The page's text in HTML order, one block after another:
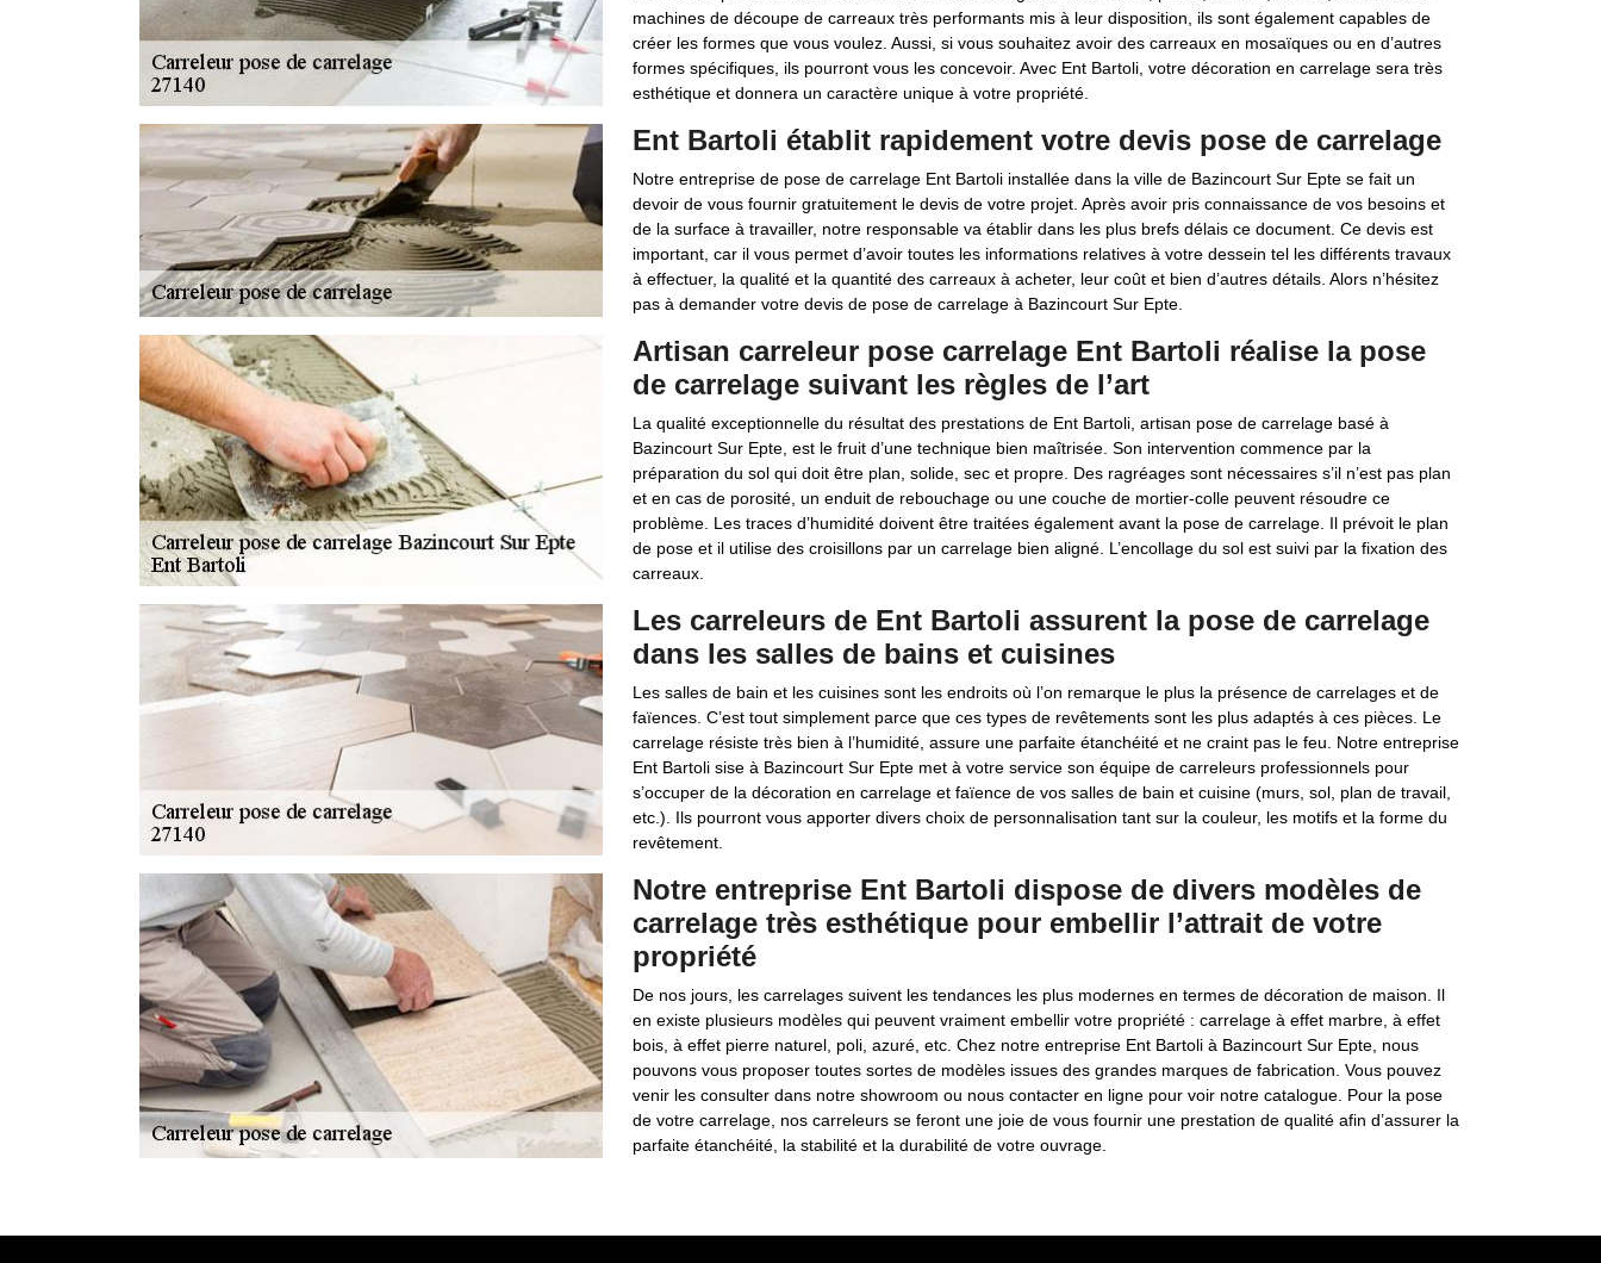
machines de découpe de carreaux très performants mis à leur disposition, ils sont également capables de
créer les formes que vous voulez. Aussi, si vous souhaitez avoir des carreaux en mosaïques ou en d’autres
formes spécifiques, ils pourront vous les concevoir. Avec Ent Bartoli, votre décoration en carrelage sera très
esthétique et donnera un caractère unique à votre propriété.
Ent Bartoli établit rapidement votre devis pose de carrelage
Notre entreprise de pose de carrelage Ent Bartoli installée dans la ville de Bazincourt Sur Epte se fait un
devoir de vous fournir gratuitement le devis de votre projet. Après avoir pris connaissance de vos besoins et
de la surface à travailler, notre responsable va établir dans les plus brefs délais ce document. Ce devis est
important, car il vous permet d’avoir toutes les informations relatives à votre dessein tel les différents travaux
à effectuer, la qualité et la quantité des carreaux à acheter, leur coût et bien d’autres détails. Alors n’hésitez
pas à demander votre devis de pose de carrelage à Bazincourt Sur Epte.
Artisan carreleur pose carrelage Ent Bartoli réalise la pose
de carrelage suivant les règles de l’art
La qualité exceptionnelle du résultat des prestations de Ent Bartoli, artisan pose de carrelage basé à
Bazincourt Sur Epte, est le fruit d’une technique bien maîtrisée. Son intervention commence par la
préparation du sol qui doit être plan, solide, sec et propre. Des ragréages sont nécessaires s’il n’est pas plan
et en cas de porosité, un enduit de rebouchage ou une couche de mortier-colle peuvent résoudre ce
problème. Les traces d’humidité doivent être traitées également avant la pose de carrelage. Il prévoit le plan
de pose et il utilise des croisillons par un carrelage bien aligné. L’encollage du sol est suivi par la fixation des
carreaux.
Les carreleurs de Ent Bartoli assurent la pose de carrelage
dans les salles de bains et cuisines
Les salles de bain et les cuisines sont les endroits où l’on remarque le plus la présence de carrelages et de
faïences. C’est tout simplement parce que ces types de revêtements sont les plus adaptés à ces pièces. Le
carrelage résiste très bien à l’humidité, assure une parfaite étanchéité et ne craint pas le feu. Notre entreprise
Ent Bartoli sise à Bazincourt Sur Epte met à votre service son équipe de carreleurs professionnels pour
s’occuper de la décoration en carrelage et faïence de vos salles de bain et cuisine (murs, sol, plan de travail,
etc.). Ils pourront vous apporter divers choix de personnalisation tant sur la couleur, les motifs et la forme du
revêtement.
Notre entreprise Ent Bartoli dispose de divers modèles de
carrelage très esthétique pour embellir l’attrait de votre
propriété
De nos jours, les carrelages suivent les tendances les plus modernes en termes de décoration de maison. Il
en existe plusieurs modèles qui peuvent vraiment embellir votre propriété : carrelage à effet marbre, à effet
bois, à effet pierre naturel, poli, azuré, etc. Chez notre entreprise Ent Bartoli à Bazincourt Sur Epte, nous
pouvons vous proposer toutes sortes de modèles issues des grandes marques de fabrication. Vous pouvez
venir les consulter dans notre showroom ou nous contacter en ligne pour voir notre catalogue. Pour la pose
de votre carrelage, nos carreleurs se feront une joie de vous fournir une prestation de qualité afin d’assurer la
parfaite étanchéité, la stabilité et la durabilité de votre ouvrage.